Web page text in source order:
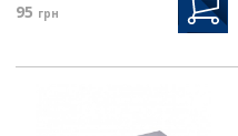
95 грн